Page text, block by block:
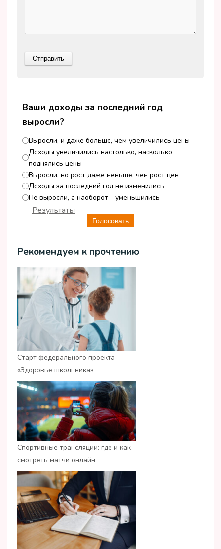
Ваши доходы за последний год
выросли?
Выросли, и даже больше, чем увеличились цены
Доходы увеличились настолько, насколько
поднялись цены
Выросли, но рост даже меньше, чем рост цен
Доходы за последний год не изменились
Не выросли, а наоборот – уменьшились
Голосовать
Результаты
Рекомендуем к прочтению
Старт федерального проекта
«Здоровье школьника»
Спортивные трансляции: где и как
смотреть матчи онлайн